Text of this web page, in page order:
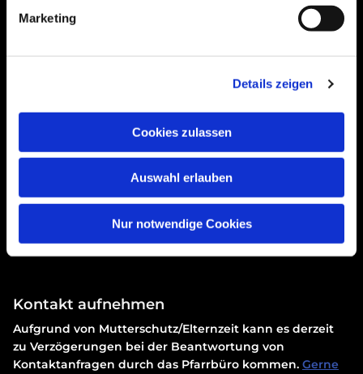
Marketing
Details zeigen
Cookies zulassen
Auswahl erlauben
Nur notwendige Cookies
um diese Karte anzuzeigen.
Erklärung zur Barrierefreiheit
Kontakt aufnehmen
Aufgrund von Mutterschutz/Elternzeit kann es derzeit
zu Verzögerungen bei der Beantwortung von
Kontaktanfragen durch das Pfarrbüro kommen. Gerne